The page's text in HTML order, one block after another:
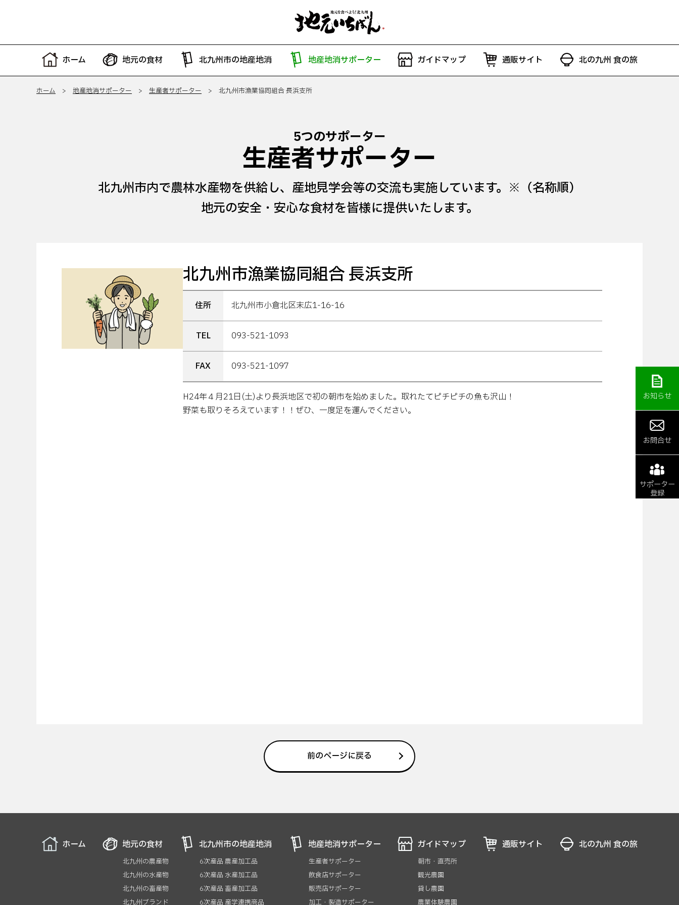
ホーム 地元の食材 北九州市の地産地消 地産地消サポーター ガイドマップ 通販サイト 北の九州 食の旅
お知らせ
お問合せ
サポーター
登録
ホーム > 地産地消サポーター > 生産者サポーター > 北九州市漁業協同組合 長浜支所
5つのサポーター
生産者サポーター
北九州市内で農林水産物を供給し、産地見学会等の交流も実施しています。※（名称順）
地元の安全・安心な食材を皆様に提供いたします。
北九州市漁業協同組合 長浜支所
住所 北九州市小倉北区末広1-16-16
TEL 093-521-1093
FAX 093-521-1097
H24年４月21日(土)より長浜地区で初の朝市を始めました。取れたてピチピチの魚も沢山！
野菜も取りそろえています！！ぜひ、一度足を運んでください。
前のページに戻る
ホーム 地元の食材
北九州の農産物
北九州の水産物
北九州の畜産物
北九州ブランド
北九州市の地産地消
6次産品 農産加工品
6次産品 水産加工品
6次産品 畜産加工品
6次産品 産学連携商品
地産地消サポーター
生産者サポーター
飲食店サポーター
販売店サポーター
加工・製造サポーター
ガイドマップ
朝市・直売所
観光農園
貸し農園
農業体験農園
通販サイト 北の九州 食の旅